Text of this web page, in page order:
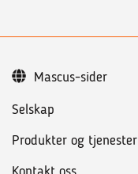
Selskap
Produkter og tjenester
Mascus-sider